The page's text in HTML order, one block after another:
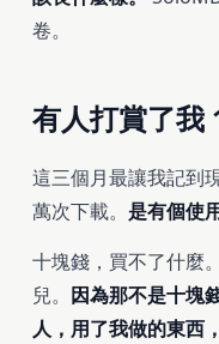
卷。
有人打賞了我
這三個月最讓我記到
萬次下載。 是有個使
十塊錢，買不了什麼
兒。 因為那不是十塊
人，用了我做的東西